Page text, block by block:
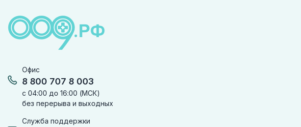
Офис
8 800 707 8 003
с 04:00 до 16:00 (МСК)
без перерыва и выходных
Служба поддержки